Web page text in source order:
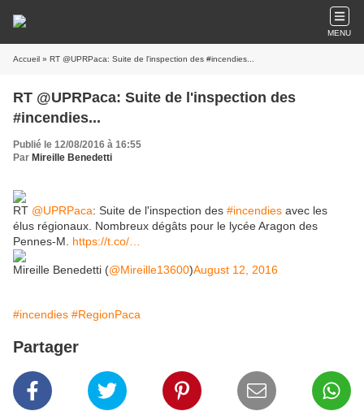
MENU
Accueil » RT @UPRPaca: Suite de l'inspection des #incendies...
RT @UPRPaca: Suite de l'inspection des
#incendies...
Publié le 12/08/2016 à 16:55
Par Mireille Benedetti
RT @UPRPaca: Suite de l'inspection des #incendies avec les
élus régionaux. Nombreux dégâts pour le lycée Aragon des
Pennes-M. https://t.co/…
Mireille Benedetti (@Mireille13600)August 12, 2016
#incendies #RegionPaca
Partager